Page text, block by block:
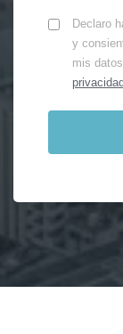
Declaro
y
mis
privacidad